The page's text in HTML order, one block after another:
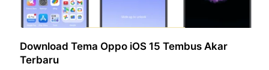
Download Tema Oppo iOS 15 Tembus Akar
Terbaru